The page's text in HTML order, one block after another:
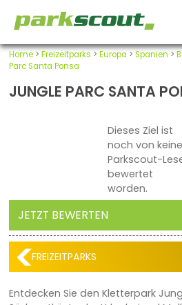
Home> Freizeitparks > Europa > Spanien >
Parc Santa Ponsa
JUNGLE PARC SANTA
Dieses Ziel ist
noch von
Parkscout-
bewertet
worden.
JETZT BEWERTEN
FREIZEITPARKS
Entdecken Sie den Kletterpark